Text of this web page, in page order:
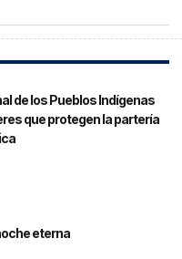
de los Pueblos Indígenas
que protegen la partería
eterna